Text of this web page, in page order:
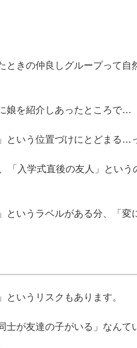
ときの仲良しグループって自
娘を紹介しあったところで…
という位置づけにとどまる…
「入学式直後の友人」という
というラベルがある分、「変
というリスクもあります。
士が友達の子がいる」なんて